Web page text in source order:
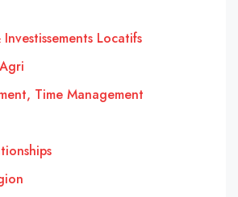
Locatifs
Time Management